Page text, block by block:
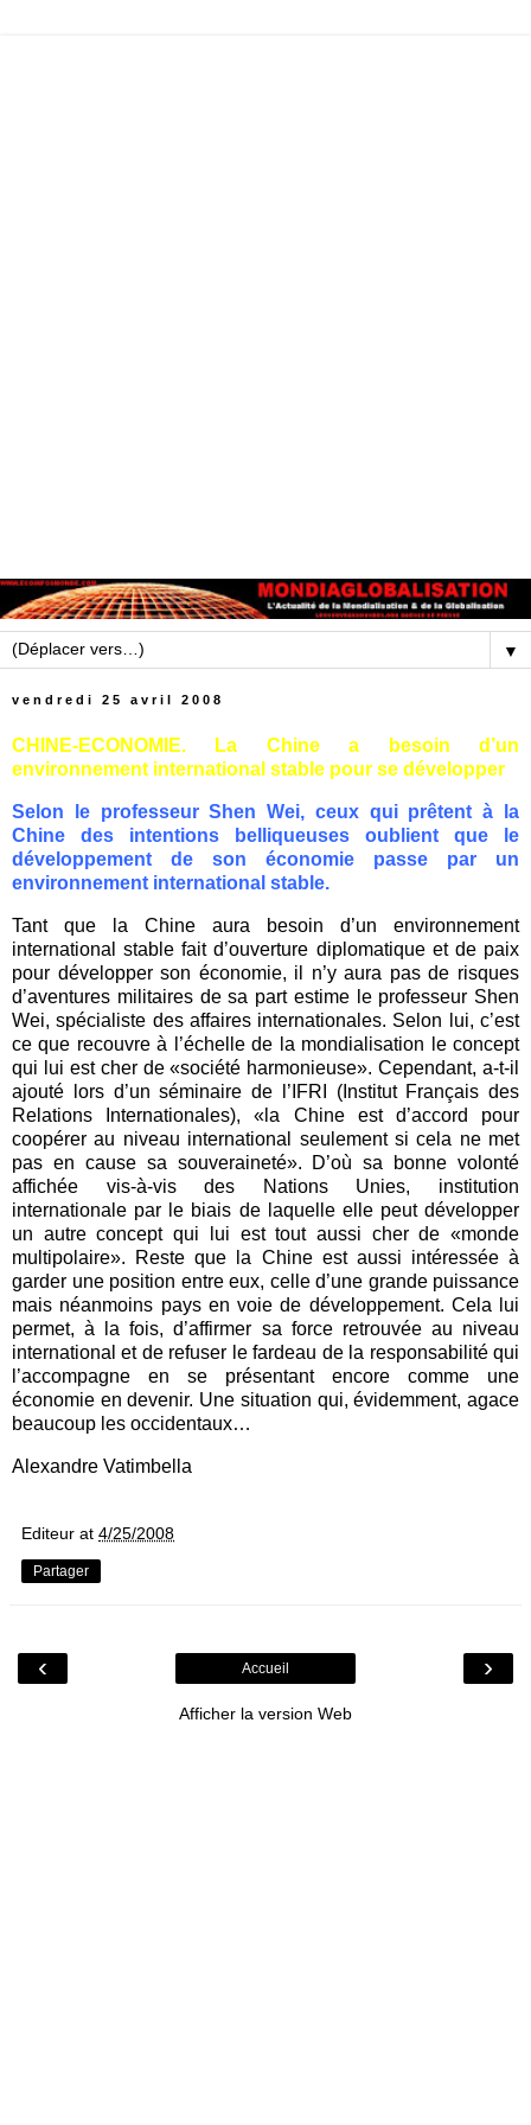
▼
vendredi 25 avril 2008
CHINE-ECONOMIE. La Chine a besoin d’un
environnement international stable pour se développer
Selon le professeur Shen Wei, ceux qui prêtent à la
Chine des intentions belliqueuses oublient que le
développement de son économie passe par un
environnement international stable.
Tant que la Chine aura besoin d’un environnement
international stable fait d’ouverture diplomatique et de paix
pour développer son économie, il n’y aura pas de risques
d’aventures militaires de sa part estime le professeur Shen
Wei, spécialiste des affaires internationales. Selon lui, c’est
ce que recouvre à l’échelle de la mondialisation le concept
qui lui est cher de «société harmonieuse». Cependant, a-t-il
ajouté lors d’un séminaire de l’IFRI (Institut Français des
Relations Internationales), «la Chine est d’accord pour
coopérer au niveau international seulement si cela ne met
pas en cause sa souveraineté». D’où sa bonne volonté
affichée vis-à-vis des Nations Unies, institution
internationale par le biais de laquelle elle peut développer
un autre concept qui lui est tout aussi cher de «monde
multipolaire». Reste que la Chine est aussi intéressée à
garder une position entre eux, celle d’une grande puissance
mais néanmoins pays en voie de développement. Cela lui
permet, à la fois, d’affirmer sa force retrouvée au niveau
international et de refuser le fardeau de la responsabilité qui
l’accompagne en se présentant encore comme une
économie en devenir. Une situation qui, évidemment, agace
beaucoup les occidentaux…
Alexandre Vatimbella
Editeur at 4/25/2008
Partager
‹ ›
Accueil
Afficher la version Web